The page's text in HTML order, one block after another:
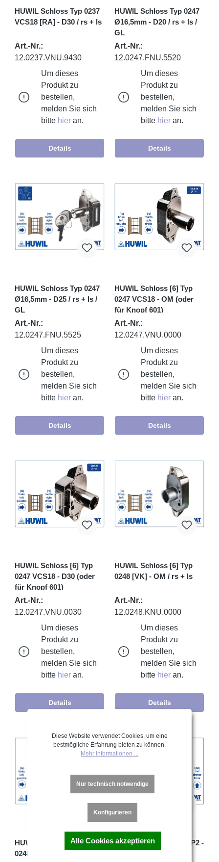
HUWIL Schloss Typ 0237
VCS18 [RA] - D30 / rs + ls
Art.-Nr.:
12.0237.VNU.9430
Um dieses
Produkt zu
bestellen,
melden Sie sich
bitte hier an.
Details
HUWIL Schloss Typ 0247
Ø16,5mm - D20 / rs + ls /
GL
Art.-Nr.:
12.0247.FNU.5520
Um dieses
Produkt zu
bestellen,
melden Sie sich
bitte hier an.
Details
HUWIL Schloss Typ 0247
Ø16,5mm - D25 / rs + ls /
GL
Art.-Nr.:
12.0247.FNU.5525
Um dieses
Produkt zu
bestellen,
melden Sie sich
bitte hier an.
Details
HUWIL Schloss [6] Typ
0247 VCS18 - OM (oder
für Knopf 601)
Art.-Nr.:
12.0247.VNU.0000
Um dieses
Produkt zu
bestellen,
melden Sie sich
bitte hier an.
Details
HUWIL Schloss [6] Typ
0247 VCS18 - D30 (oder
für Knopf 601)
Art.-Nr.:
12.0247.VNU.0030
Um dieses
Produkt zu
bestellen,
melden Sie sich
bitte hier an.
Details
HUWIL Schloss [6] Typ
0248 [VK] - OM / rs + ls
Art.-Nr.:
12.0248.KNU.0000
Um dieses
Produkt zu
bestellen,
melden Sie sich
bitte hier an.
Details
HUWIL Schloss [6] Typ
0248 [VK] - D15 / rs + ls
MLM Schloss Typ 292 P2 -
Diese Website verwendet Cookies, um eine
bestmögliche Erfahrung bieten zu können.
Mehr Informationen ...
Nur technisch notwendige
Konfigurieren
Alle Cookies akzeptieren